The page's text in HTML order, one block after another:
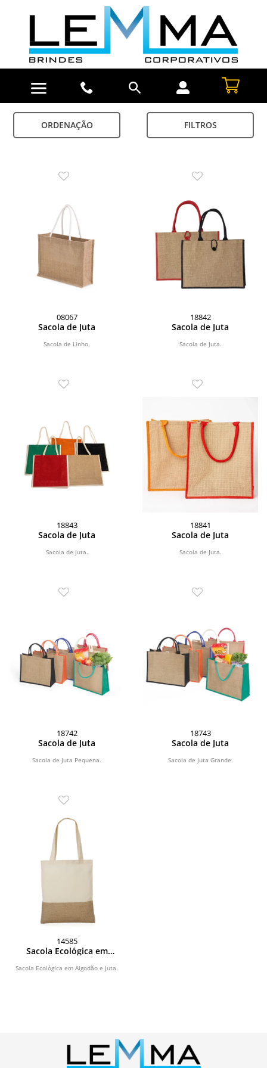
ORDENAÇÃO FILTROS
08067
Sacola de Juta
Sacola de Linho.
18842
Sacola de Juta
Sacola de Juta.
18843
Sacola de Juta
Sacola de Juta.
18841
Sacola de Juta
Sacola de Juta.
18742
Sacola de Juta
Sacola de Juta Pequena.
18743
Sacola de Juta
Sacola de Juta Grande.
14585
Sacola Ecológica em
Sacola Ecológica em Algodão e Juta.